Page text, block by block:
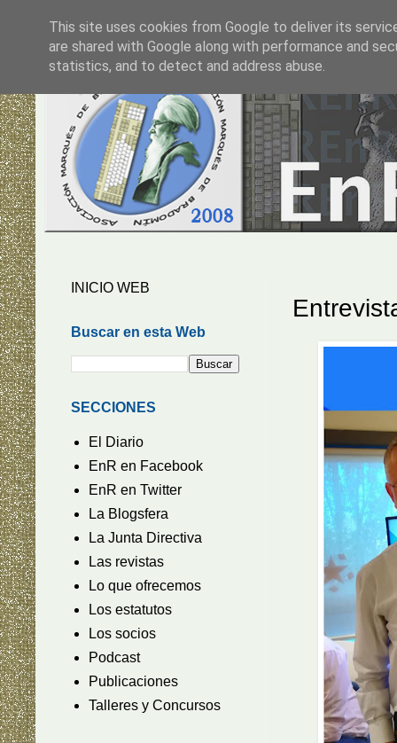
INICIO WEB
Buscar en esta Web
SECCIONES
El Diario
EnR en Facebook
EnR en Twitter
La Blogsfera
La Junta Directiva
Las revistas
Lo que ofrecemos
Los estatutos
Los socios
Podcast
Publicaciones
Talleres y Concursos
This site uses cookies from Google to deliver its
are shared with Google along with performance and
statistics, and to detect and address abuse.